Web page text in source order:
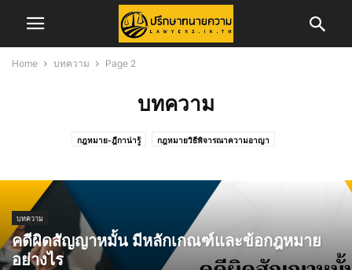
Home บทความ Page 2
บทความ
กฎหมาย-ฎีกาน่ารู้ กฎหมายวิธีพิจารณาความอาญา
ข่าวสอบทนายความ ข่าวสอบผู้พิพากษา/อัยการ ข่าวสาร
ข่าวสารสภาทนายความ ข่าวสารสภาทนายความส่วนภูมิภาค
คดีอาญา ความรู้ในการพัฒนาวิชาชีพทนายความ
ทริบเทคนิค/บทความ ทั้งหมด บทความ บทความคดีแพ่ง
บทความและงานวิจัย ประวัติทนายความ พ.ร.บ.จราจรทางบก
บทความ
คดีผิดสัญญาหมั้น มีหลักเกณฑ์และข้อกฎหมาย
อย่างไร